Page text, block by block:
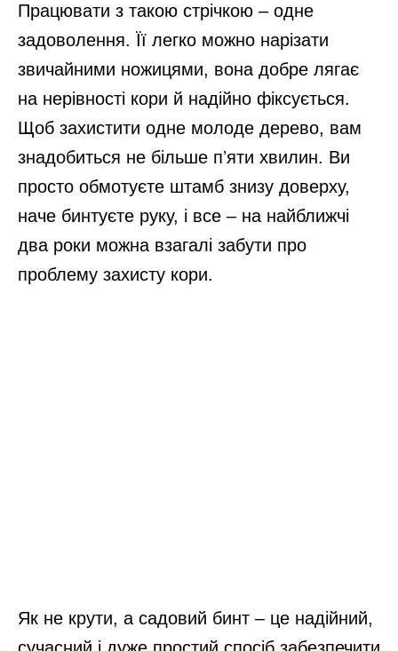
Працювати з такою стрічкою – одне
задоволення. Її легко можно нарізати
звичайними ножицями, вона добре лягає
на нерівності кори й надійно фіксується.
Щоб захистити одне молоде дерево, вам
знадобиться не більше пʼяти хвилин. Ви
просто обмотуєте штамб знизу доверху,
наче бинтуєте руку, і все – на найближчі
два роки можна взагалі забути про
проблему захисту кори.
Як не крути, а садовий бинт – це надійний,